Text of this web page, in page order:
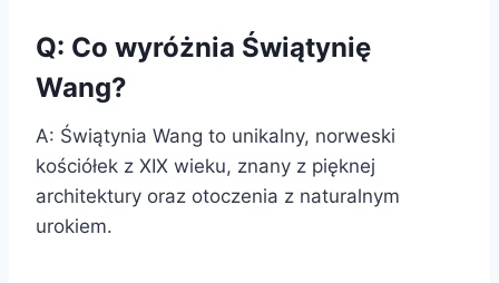
Q: Co wyróżnia Świątynię
Wang?
A: Świątynia Wang to unikalny, norweski
kościółek z XIX wieku, znany z pięknej
architektury oraz otoczenia z naturalnym
urokiem.